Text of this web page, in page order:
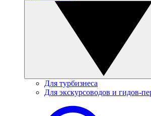
Для турбизнеса
Для экскурсоводов и гидов-